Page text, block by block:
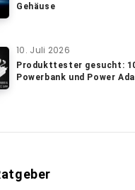
Gehäuse
10. Juli 2026
Produkttester gesucht:
Powerbank und Power